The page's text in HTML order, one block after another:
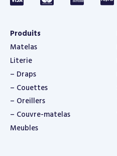
Produits
Matelas
Literie
– Draps
– Couettes
– Oreillers
– Couvre-matelas
Meubles